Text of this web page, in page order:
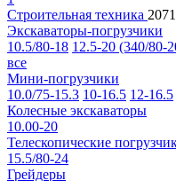
Строительная техника
Экскаваторы-погрузчики
10.5/80-18 12.5-20 (340/80-
все
Мини-погрузчики
10.0/75-15.3 10-16.5 12-16.5
Колесные экскаваторы
10.00-20
Телескопические
15.5/80-24
Грейдеры